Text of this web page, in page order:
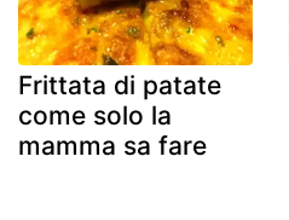
Frittata di patate
come solo la
mamma sa fare